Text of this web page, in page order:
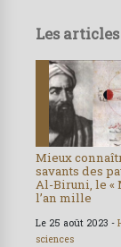
Les
Mieux
savants des
Al-Biruni, le «
l’an mille
Le 25 août 2023 -
sciences